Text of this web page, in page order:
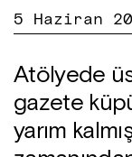
5 Haziran
Atölyede
gazete
yarım